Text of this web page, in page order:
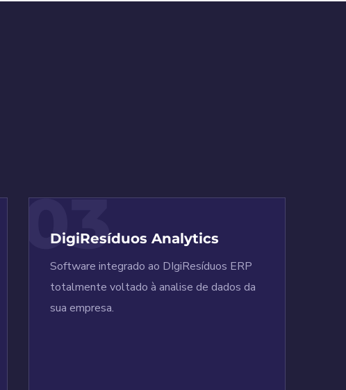
03
DigiResíduos Analytics
Software integrado ao DIgiResíduos ERP
totalmente voltado à analise de dados da
sua empresa.